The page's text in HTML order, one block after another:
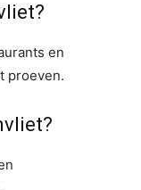
en
proeven.